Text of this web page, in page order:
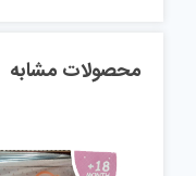
محصولات مشابه